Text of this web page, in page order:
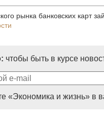
рынка банковских карт
чтобы быть в курсе
«Экономика и жизнь» в